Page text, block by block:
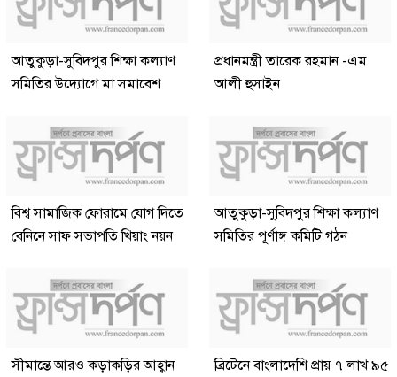
আতুকুড়া-সুবিদপুর শিক্ষা কল্যাণ
সমিতির উদ্যোগে মা সমাবেশ
প্রধানমন্ত্রী তারেক রহমান -এম
আলী হুসাইন
বিশ্ব সামাজিক ফোরামে যোগ দিতে
বেনিনে সাফ সভাপতি খিয়াং নয়ন
আতুকুড়া-সুবিদপুর শিক্ষা কল্যাণ
সমিতির পূর্ণাঙ্গ কমিটি গঠন
সীমান্তে আরও কড়াকড়ির আহ্বান
ব্রিটেনে বাংলাদেশি প্রায় ৭ লাখ ৯৫